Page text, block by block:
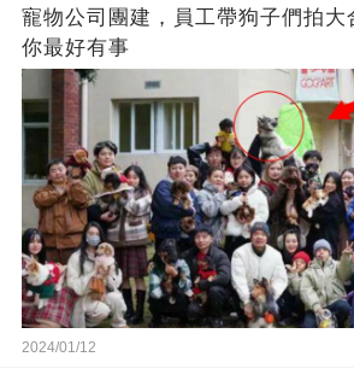
寵物公司團建，員工帶狗子們拍大
你最好有事
2024/01/12